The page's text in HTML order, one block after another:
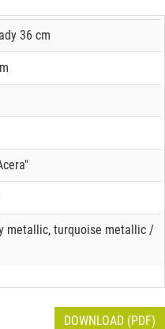
36 cm
metallic, turquoise metallic /
DOWNLOAD (PDF)